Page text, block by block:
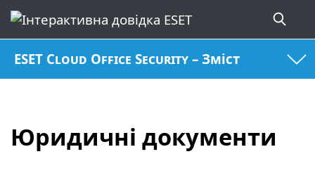
ESET Cloud Office Security – Зміст
Юридичні документи